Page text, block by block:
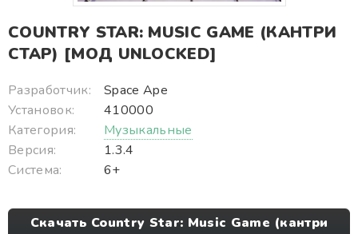
COUNTRY STAR: MUSIC GAME (КАНТРИ
СТАР) [МОД UNLOCKED]
Разработчик:
Space Ape
Установок:
410000
Категория:
Музыкальные
Версия:
1.3.4
Система:
6+
Скачать Country Star: Music Game (кантри